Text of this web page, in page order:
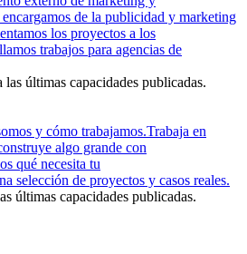
de la publicidad y marketing
los proyectos a los
trabajos para agencias de
las últimas capacidades publicadas.
y cómo trabajamos.Trabaja en
algo grande con
qué necesita tu
selección de proyectos y casos reales.
últimas capacidades publicadas.